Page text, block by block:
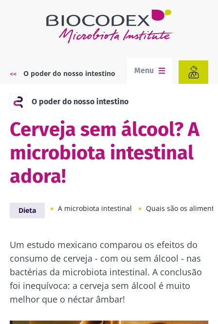
Navegação
O poder do nosso intestino Menu
O poder do nosso intestino
Cerveja sem álcool? A
microbiota intestinal
adora!
Dieta A microbiota intestinal Quais são os alimentos para uma
Um estudo mexicano comparou os efeitos do
consumo de cerveja - com ou sem álcool - nas
bactérias da microbiota intestinal. A conclusão
foi inequívoca: a cerveja sem álcool é muito
melhor que o néctar âmbar!